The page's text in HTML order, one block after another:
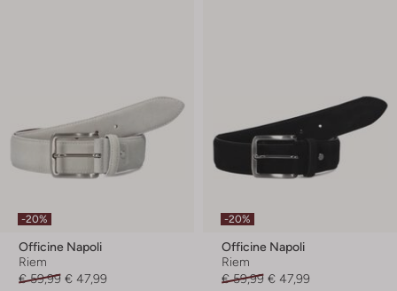
-20%
Officine Napoli
Riem
€ 59,99 € 47,99
-20%
Officine Napoli
Riem
€ 59,99 € 47,99